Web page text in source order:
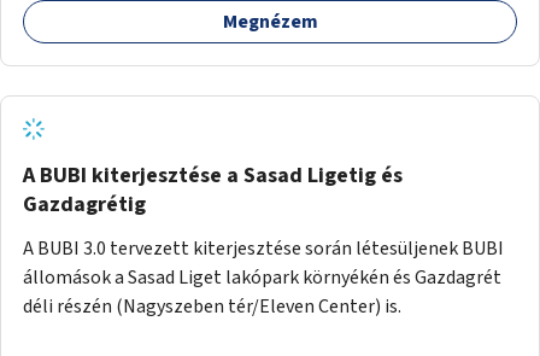
barátságosabbá és zöldebbé lehetne tenni a megállókat.
Megnézem
A BUBI kiterjesztése a Sasad Ligetig és
Gazdagrétig
A BUBI 3.0 tervezett kiterjesztése során létesüljenek BUBI
állomások a Sasad Liget lakópark környékén és Gazdagrét
déli részén (Nagyszeben tér/Eleven Center) is.